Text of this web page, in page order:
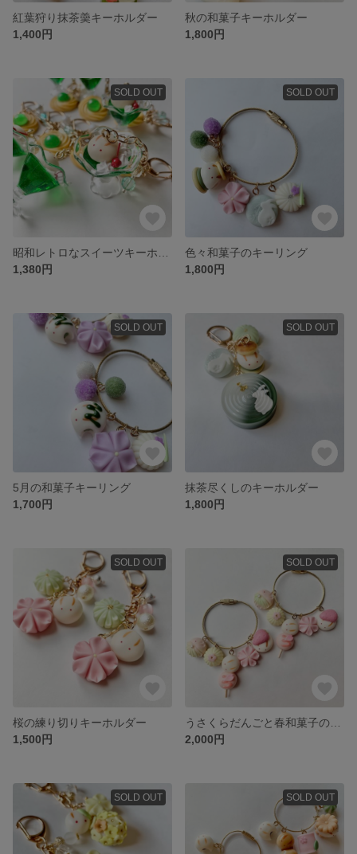
紅葉狩り抹茶羮キーホルダー
1,400円
秋の和菓子キーホルダー
1,800円
SOLD OUT
1,380円
SOLD OUT
色々和菓子のキーリング
1,800円
SOLD OUT
5月の和菓子キーリング
1,700円
SOLD OUT
抹茶尽くしのキーホルダー
1,800円
SOLD OUT
桜の練り切りキーホルダー
1,500円
SOLD OUT
2,000円
SOLD OUT SOLD OUT